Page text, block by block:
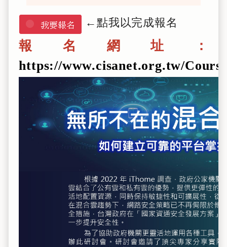
←點我以完成報名
報名網址：
https://www.cisanet.org.tw/